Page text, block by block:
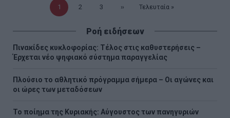
Τρέχουσα
1 Σελίδα
2 Σελίδα
3 Επόμενη
›› Τελευταία
Τελευταία »
Ροή ειδήσεων
Πινακίδες κυκλοφορίας: Τέλος στις καθυστερήσεις –
Έρχεται νέο ψηφιακό σύστημα παραγγελίας
Πλούσιο το αθλητικό πρόγραμμα σήμερα – Οι αγώνες και
οι ώρες των μεταδόσεων
Το ποίημα της Κυριακής: Αύγουστος των πανηγυριών